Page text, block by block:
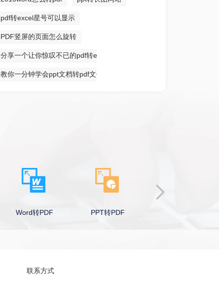
pdf转excel星号可以显示
PDF竖屏的页面怎么旋转
分享一个让你惊叹不已的pdf转excel方法
教你一分钟学会ppt文档转pdf文件
Word转PDF PPT转PDF
联系方式